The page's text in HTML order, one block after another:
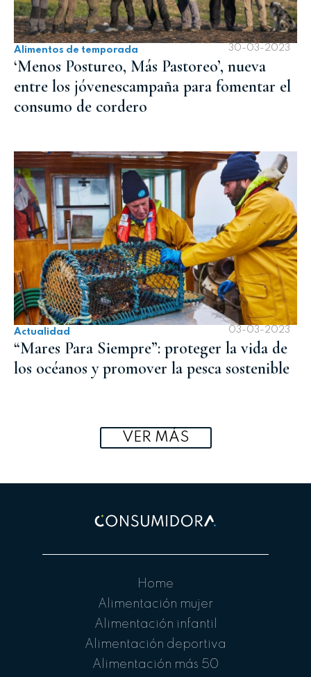
Alimentos de temporada 30-03-2023
‘Menos Postureo, Más Pastoreo’, nueva
entre los jóvenescampaña para fomentar el
consumo de cordero
Actualidad 03-03-2023
“Mares Para Siempre”: proteger la vida de
los océanos y promover la pesca sostenible
VER MÁS
Home
Alimentación mujer
Alimentación infantil
Alimentación deportiva
Alimentación más 50